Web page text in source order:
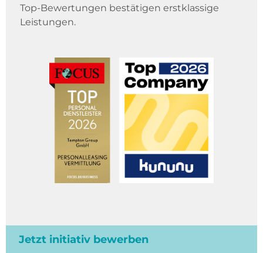
Top-Bewertungen bestätigen erstklassige
Leistungen.
Jetzt initiativ bewerben